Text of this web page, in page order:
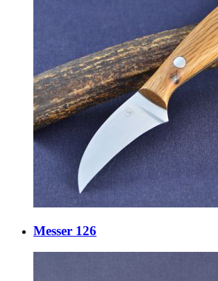
Messer 126